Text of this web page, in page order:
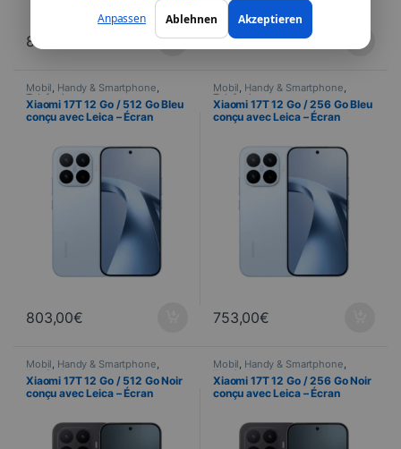
Anpassen Ablehnen Akzeptieren
803,00 753,00€
Mobil, Handy & Smartphone,
Telefonie
Xiaomi 17T 12 Go / 512 Go Bleu
conçu avec Leica – Écran
803,00€
Mobil, Handy & Smartphone,
Telefonie
Xiaomi 17T 12 Go / 256 Go Bleu
conçu avec Leica – Écran
753,00€
Mobil, Handy & Smartphone,
Telefonie
Xiaomi 17T 12 Go / 512 Go Noir
conçu avec Leica – Écran
Mobil, Handy & Smartphone,
Telefonie
Xiaomi 17T 12 Go / 256 Go Noir
conçu avec Leica – Écran